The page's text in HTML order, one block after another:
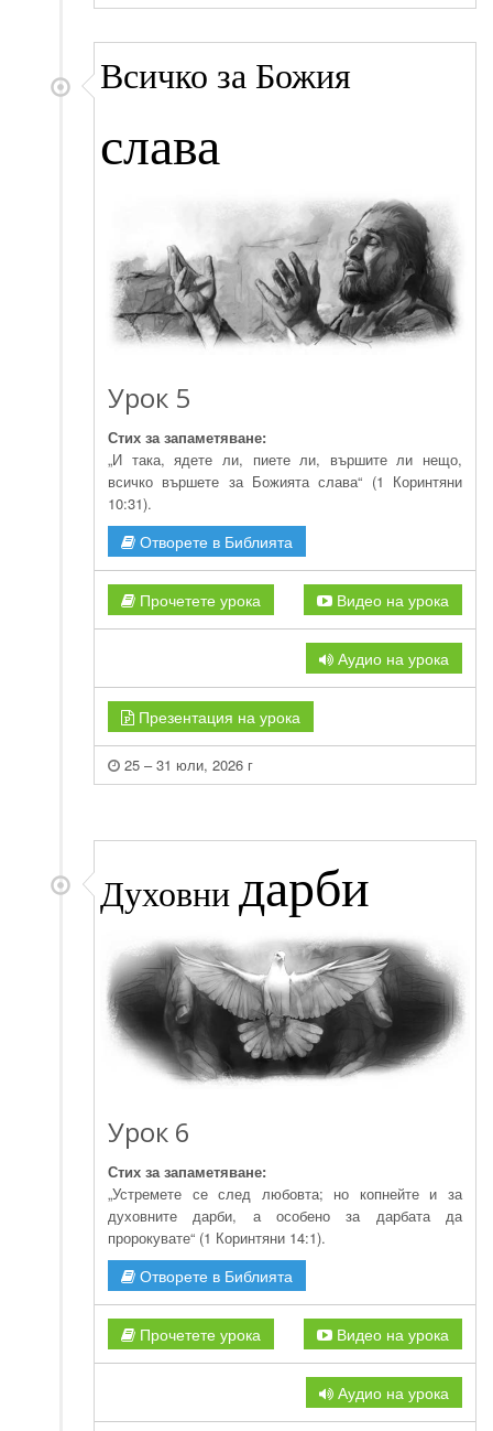
Всичко за Божия
слава
Урок 5
Стих за запаметяване:
„И така, ядете ли, пиете ли, вършите ли нещо,
всичко вършете за Божията слава“ (1 Коринтяни
10:31).
Отворете в Библията
Прочетете урока Видео на урока
Аудио на урока
Презентация на урока
25 – 31 юли, 2026 г
Духовни дарби
Урок 6
Стих за запаметяване:
„Устремете се след любовта; но копнейте и за
духовните дарби, а особено за дарбата да
пророкувате“ (1 Коринтяни 14:1).
Отворете в Библията
Прочетете урока Видео на урока
Аудио на урока